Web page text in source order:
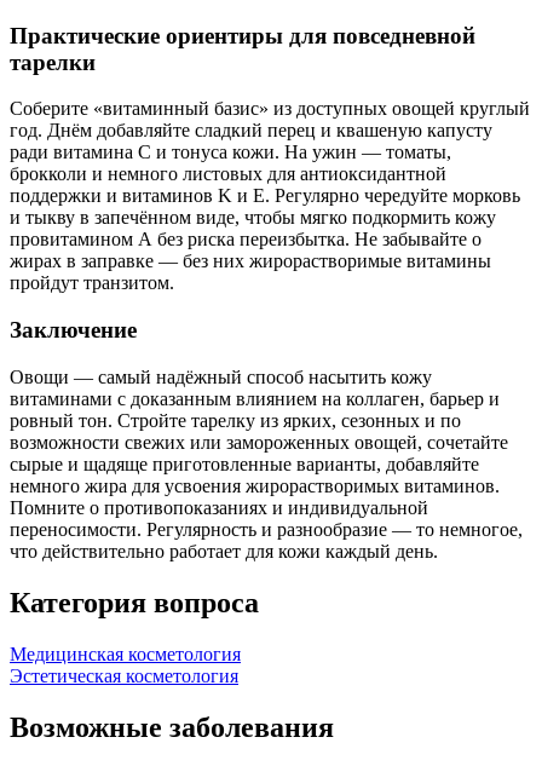
Практические ориентиры для повседневной
тарелки
Соберите «витаминный базис» из доступных овощей круглый
год. Днём добавляйте сладкий перец и квашеную капусту
ради витамина С и тонуса кожи. На ужин — томаты,
брокколи и немного листовых для антиоксидантной
поддержки и витаминов K и Е. Регулярно чередуйте морковь
и тыкву в запечённом виде, чтобы мягко подкормить кожу
провитамином А без риска переизбытка. Не забывайте о
жирах в заправке — без них жирорастворимые витамины
пройдут транзитом.
Заключение
Овощи — самый надёжный способ насытить кожу
витаминами с доказанным влиянием на коллаген, барьер и
ровный тон. Стройте тарелку из ярких, сезонных и по
возможности свежих или замороженных овощей, сочетайте
сырые и щадяще приготовленные варианты, добавляйте
немного жира для усвоения жирорастворимых витаминов.
Помните о противопоказаниях и индивидуальной
переносимости. Регулярность и разнообразие — то немногое,
что действительно работает для кожи каждый день.
Категория вопроса
Медицинская косметология
Эстетическая косметология
Возможные заболевания